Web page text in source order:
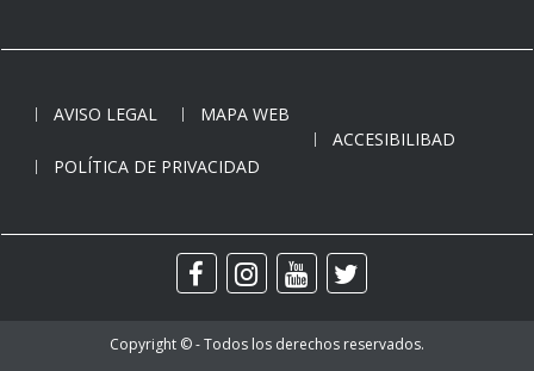
AVISO LEGAL
MAPA WEB
ACCESIBILIBAD
POLÍTICA DE PRIVACIDAD
Copyright © - Todos los derechos reservados.